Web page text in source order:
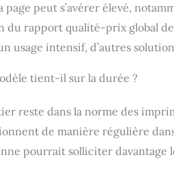
page peut s’avérer élevé,
du rapport qualité-prix global
usage intensif, d’autres
tient-il sur la durée ?
reste dans la norme des
de manière régulière
pourrait solliciter davantage